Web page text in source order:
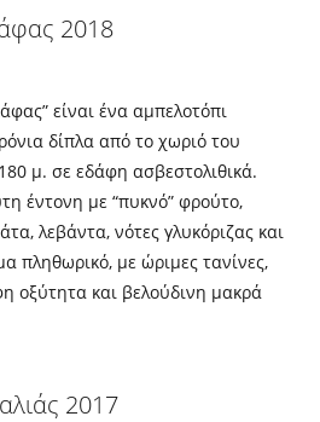
2018
είναι ένα αμπελοτόπι
δίπλα από το χωριό του
μ. σε εδάφη ασβεστολιθικά.
έντονη με “πυκνό” φρούτο,
λεβάντα, νότες γλυκόριζας και
πληθωρικό, με ώριμες τανίνες,
οξύτητα και βελούδινη μακρά
2017